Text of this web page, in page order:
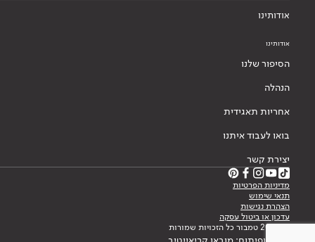
אודותינו
אודותינו
הסיפור שלנו
הנהלה
אחריות תאגידית
בואו לעבוד איתנו
יצירת קשר
מדיניות הפרטיות
תנאי שימוש
הצהרת נגישות
עדכון או ביטול עסקה
© 2026 טמבור כל הזכויות שמורות
עיצוב ופיתוח: מובאו קריאייטיב